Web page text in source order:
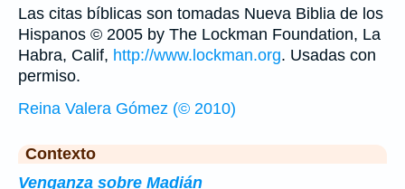
Las citas bíblicas son tomadas Nueva Biblia de los
Hispanos © 2005 by The Lockman Foundation, La
Habra, Calif, http://www.lockman.org. Usadas con
permiso.
Reina Valera Gómez (© 2010)
Contexto
Venganza sobre Madián